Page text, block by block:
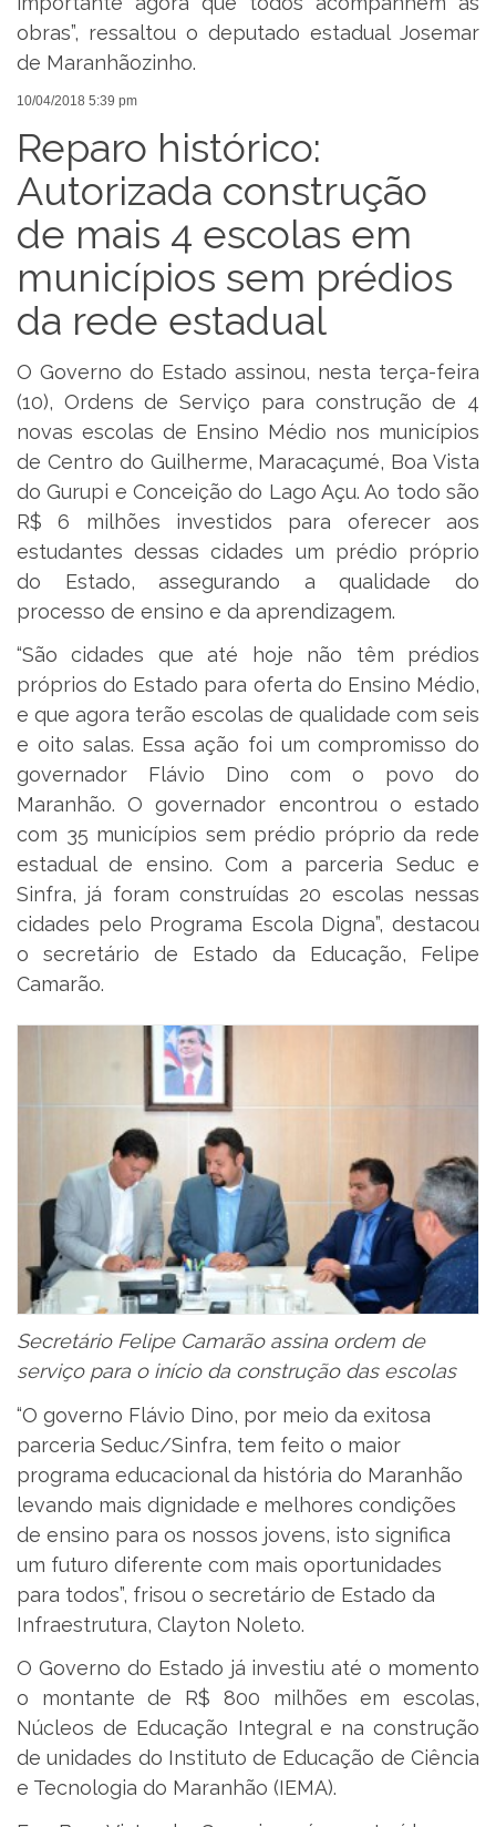
obras”, ressaltou o deputado estadual Josemar
de Maranhãozinho.
10/04/2018 5:39 pm
Reparo histórico:
Autorizada construção
de mais 4 escolas em
municípios sem prédios
da rede estadual
O Governo do Estado assinou, nesta terça-feira
(10), Ordens de Serviço para construção de 4
novas escolas de Ensino Médio nos municípios
de Centro do Guilherme, Maracaçumé, Boa Vista
do Gurupi e Conceição do Lago Açu. Ao todo são
R$ 6 milhões investidos para oferecer aos
estudantes dessas cidades um prédio próprio
do Estado, assegurando a qualidade do
processo de ensino e da aprendizagem.
“São cidades que até hoje não têm prédios
próprios do Estado para oferta do Ensino Médio,
e que agora terão escolas de qualidade com seis
e oito salas. Essa ação foi um compromisso do
governador Flávio Dino com o povo do
Maranhão. O governador encontrou o estado
com 35 municípios sem prédio próprio da rede
estadual de ensino. Com a parceria Seduc e
Sinfra, já foram construídas 20 escolas nessas
cidades pelo Programa Escola Digna”, destacou
o secretário de Estado da Educação, Felipe
Camarão.
Secretário Felipe Camarão assina ordem de
serviço para o início da construção das escolas
“O governo Flávio Dino, por meio da exitosa
parceria Seduc/Sinfra, tem feito o maior
programa educacional da história do Maranhão
levando mais dignidade e melhores condições
de ensino para os nossos jovens, isto significa
um futuro diferente com mais oportunidades
para todos”, frisou o secretário de Estado da
Infraestrutura, Clayton Noleto.
O Governo do Estado já investiu até o momento
o montante de R$ 800 milhões em escolas,
Núcleos de Educação Integral e na construção
de unidades do Instituto de Educação de Ciência
e Tecnologia do Maranhão (IEMA).